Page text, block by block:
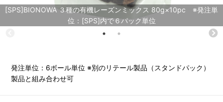
[SPS]BIONOWA ３種の有機レーズンミックス 80g×10pc ※発注単
位：[SPS]内で６パック単位
発注単位：6ボール単位 ※別のリテール製品（スタンドパック）
製品と組み合わせ可